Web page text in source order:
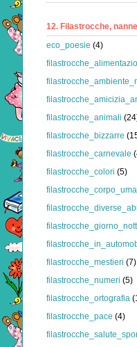
12. Filastrocche,
eco_poesie (4)
filastrocche_animali
filastrocche_bizzarre
filastrocche_carnevale
filastrocche_colori (5)
filastrocche_mestieri (7)
filastrocche_numeri (5)
filastrocche_ortografia
filastrocche_pace (4)